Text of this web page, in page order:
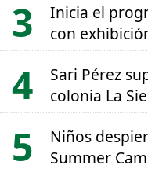
Inicia el
con
Sari Pérez
colonia La
Niños
Summer